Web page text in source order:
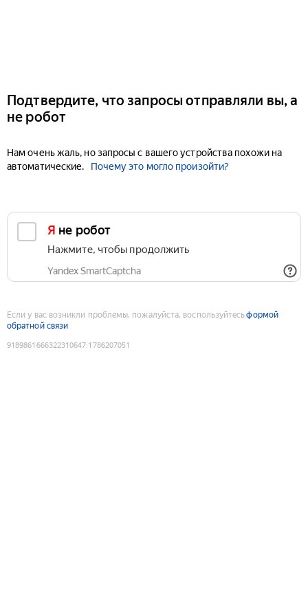
Подтвердите, что запросы отправляли вы, а
не робот
Нам очень жаль, но запросы с вашего устройства похожи на
автоматические.
Почему это могло произойти?
Я не робот
Нажмите, чтобы продолжить
Yandex SmartCaptcha
Если у вас возникли проблемы, пожалуйста, воспользуйтесьформой
обратной связи
9189861666322310647:1786207051